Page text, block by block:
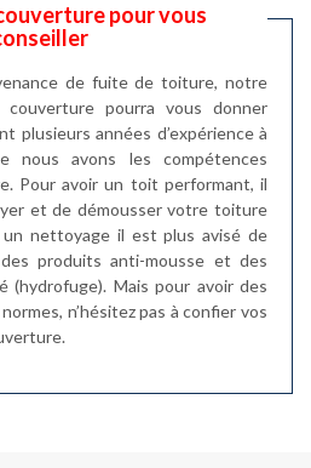
pour vous
de fuite de toiture, notre
pourra vous donner
plusieurs années d’expérience à
nous avons les compétences
Pour avoir un toit performant, il
et de démousser votre toiture
nettoyage il est plus avisé de
produits anti-mousse et des
(hydrofuge). Mais pour avoir des
n’hésitez pas à confier vos